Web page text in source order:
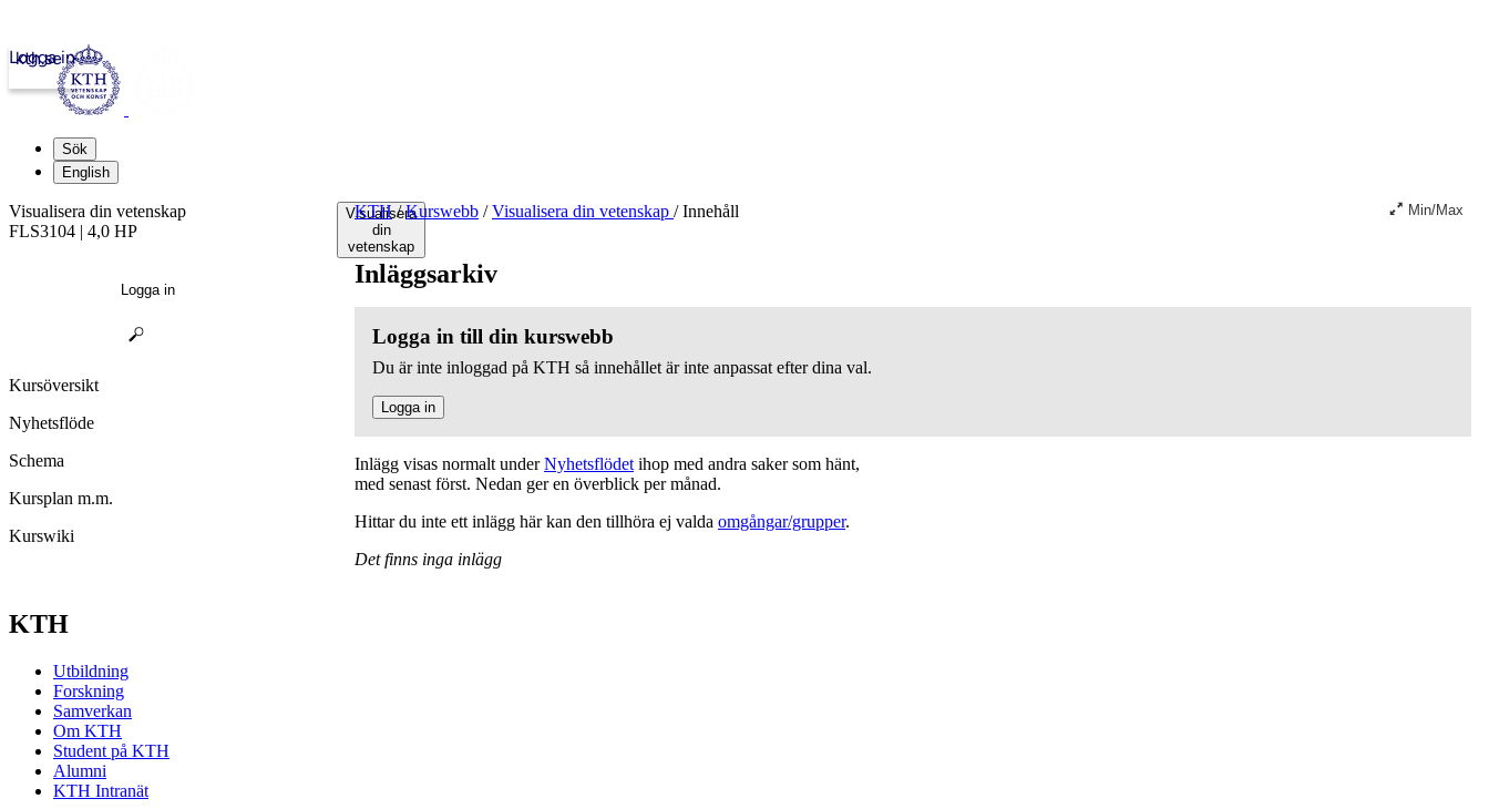
kth.se
Logga in
Sök
English
Visualisera
din
vetenskap
KTH / Kurswebb / Visualisera din vetenskap /Innehåll Min/Max
Inläggsarkiv
Logga in till din kurswebb
Du är inte inloggad på KTH så innehållet är inte anpassat efter dina val.
Logga in
Inlägg visas normalt underNyhetsflödet ihop med andra saker som hänt,
med senast först. Nedan ger en överblick per månad.
Hittar du inte ett inlägg här kan den tillhöra ej valda omgångar/grupper.
Det finns inga inlägg
Visualisera din vetenskap
FLS3104 | 4,0 HP
Logga in
Kursöversikt
Nyhetsflöde
Schema
Kursplan m.m.
Kurswiki
KTH
Utbildning
Forskning
Samverkan
Om KTH
Student på KTH
Alumni
KTH Intranät